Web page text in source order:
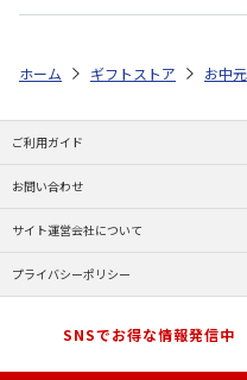
ホーム ギフトストア お中
ご利用ガイド
お問い合わせ
サイト運営会社について
プライバシーポリシー
SNSでお得な情報発信中